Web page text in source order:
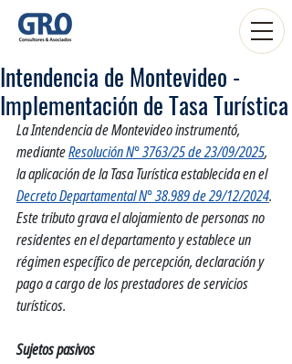
Intendencia de Montevideo -
Implementación de Tasa Turística
La Intendencia de Montevideo instrumentó,
mediante Resolución N° 3763/25 de 23/09/2025,
la aplicación de la Tasa Turística establecida en el
Decreto Departamental N° 38.989 de 29/12/2024.
Este tributo grava el alojamiento de personas no
residentes en el departamento y establece un
régimen específico de percepción, declaración y
pago a cargo de los prestadores de servicios
turísticos.
Sujetos pasivos